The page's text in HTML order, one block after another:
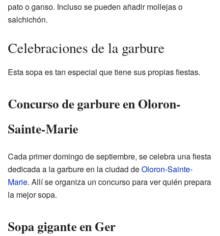
pato o ganso. Incluso se pueden añadir mollejas o
salchichón.
Celebraciones de la garbure
Esta sopa es tan especial que tiene sus propias fiestas.
Concurso de garbure en Oloron-
Sainte-Marie
Cada primer domingo de septiembre, se celebra una fiesta
dedicada a la garbure en la ciudad deOloron-Sainte-
Marie. Allí se organiza un concurso para ver quién prepara
la mejor sopa.
Sopa gigante en Ger